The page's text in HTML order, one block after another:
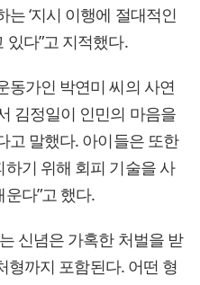
‘지시 이행에 절대적인
있다”고 지적했다.
동가인 박연미 씨의 사연
김정일이 인민의 마음을
고 말했다. 아이들은 또한
기 위해 회피 기술을 사
다”고 했다.
신념은 가혹한 처벌을 받
형까지 포함된다. 어떤 형